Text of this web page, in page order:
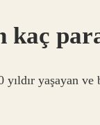
kaç
yaşayan